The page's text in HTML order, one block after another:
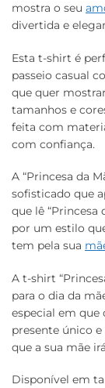
mostra o seu
divertida e
Esta t-shirt é
passeio casual
que quer
tamanhos e
feita com
com confiança.
A “Princesa da
sofisticado que
que lê “Princesa
por um estilo
tem pela sua
A t-shirt
para o dia da
especial em que
presente único
que a sua mãe
Disponível em